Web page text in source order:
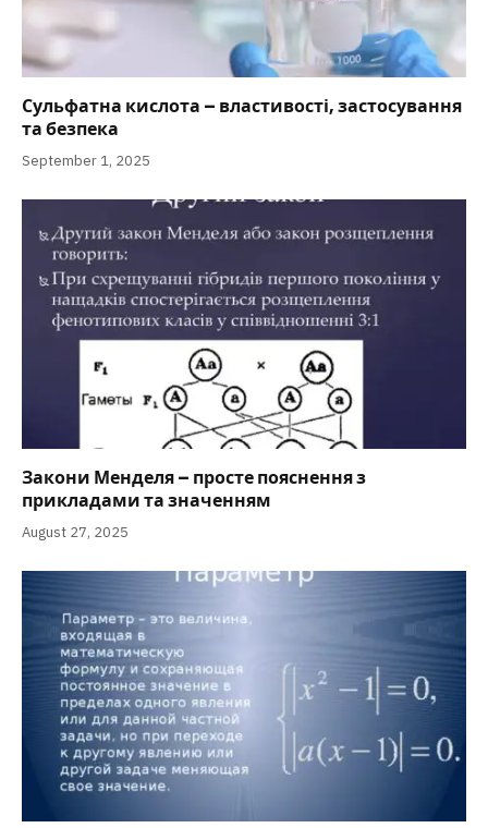
Сульфатна кислота – властивості, застосування
та безпека
September 1, 2025
Закони Менделя – просте пояснення з
прикладами та значенням
August 27, 2025